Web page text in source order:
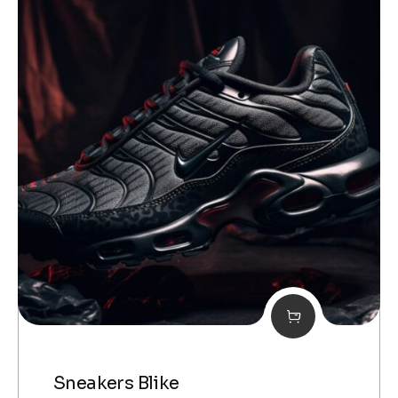
Sneakers Blike